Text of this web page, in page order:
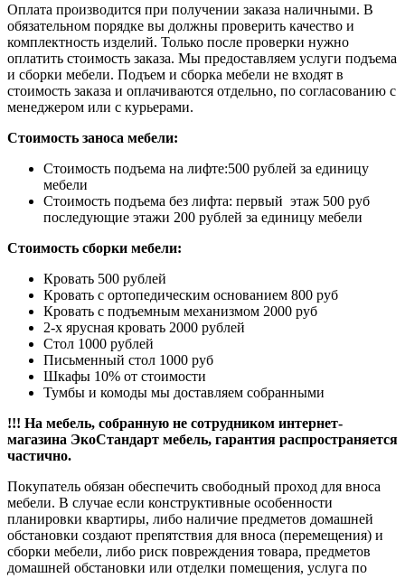
Оплата производится при получении заказа наличными. В
обязательном порядке вы должны проверить качество и
комплектность изделий. Только после проверки нужно
оплатить стоимость заказа. Мы предоставляем услуги подъема
и сборки мебели. Подъем и сборка мебели не входят в
стоимость заказа и оплачиваются отдельно, по согласованию с
менеджером или с курьерами.
Стоимость заноса мебели:
Стоимость подъема на лифте:500 рублей за единицу
мебели
Стоимость подъема без лифта: первый этаж 500 руб
последующие этажи 200 рублей за единицу мебели
Стоимость сборки мебели:
Кровать 500 рублей
Кровать с ортопедическим основанием 800 руб
Кровать с подъемным механизмом 2000 руб
2-х ярусная кровать 2000 рублей
Стол 1000 рублей
Письменный стол 1000 руб
Шкафы 10% от стоимости
Тумбы и комоды мы доставляем собранными
!!! На мебель, собранную не сотрудником интернет-
магазина ЭкоСтандарт мебель, гарантия распространяется
частично.
Покупатель обязан обеспечить свободный проход для вноса
мебели. В случае если конструктивные особенности
планировки квартиры, либо наличие предметов домашней
обстановки создают препятствия для вноса (перемещения) и
сборки мебели, либо риск повреждения товара, предметов
домашней обстановки или отделки помещения, услуга по